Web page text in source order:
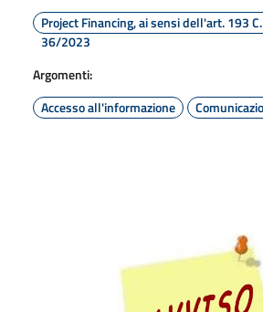
Project Financing, ai sensi dell'art. 193
36/2023
Argomenti:
Accesso all'informazione